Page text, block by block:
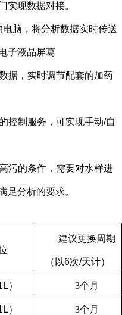
实现数据对接。
脑，将分析数据实时传送
子液晶屏葛
据，实时调节配套的加药
控制服务，可实现手动/自
污的条件，需要对水样进
足分析的要求。
建议更换周期
（以6次/天计）
） 3个月
） 3个月